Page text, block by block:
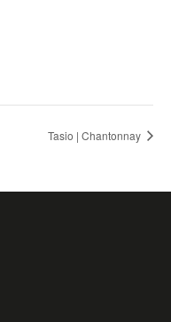
Tasio | Chantonnay